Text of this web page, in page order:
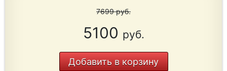
7699руб.
5100 руб.
Добавить в корзину